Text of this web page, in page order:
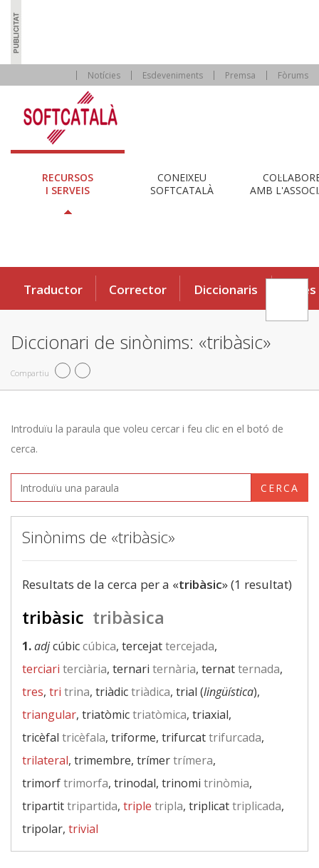
Notícies Esdeveniments Premsa Fòrums
RECURSOS
I SERVEIS
CONEIXEU
SOFTCATALÀ
AMB
Traductor Corrector Diccionaris Eines
Diccionari de sinònims: «tribàsic»
Compartiu
Introduïu la paraula que voleu cercar i feu clic en el botó de
cerca.
CERCA
Sinònims de «tribàsic»
Resultats de la cerca per a «tribàsic» (1 resultat)
tribàsic tribàsica
1.adjcúbiccúbica, tercejattercejada,
terciari terciària, ternari ternària, ternatternada,
tres, tri trina, triàdictriàdica, trial (lingüística),
triangular, triatòmictriatòmica, triaxial,
tricèfal tricèfala, triforme, trifurcattrifurcada,
trilateral, trimembre, trímertrímera,
trimorftrimorfa, trinodal, trinomi trinòmia,
tripartittripartida, triple tripla, triplicattriplicada,
tripolar, trivial